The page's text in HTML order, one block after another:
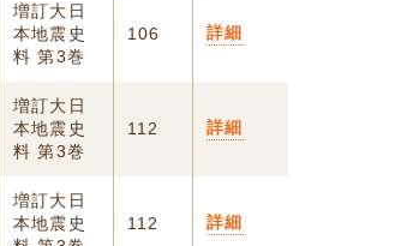
増訂大日
本地震史
料 第3巻
106 詳細
増訂大日
本地震史
料 第3巻
112 詳細
増訂大日
本地震史
112 詳細